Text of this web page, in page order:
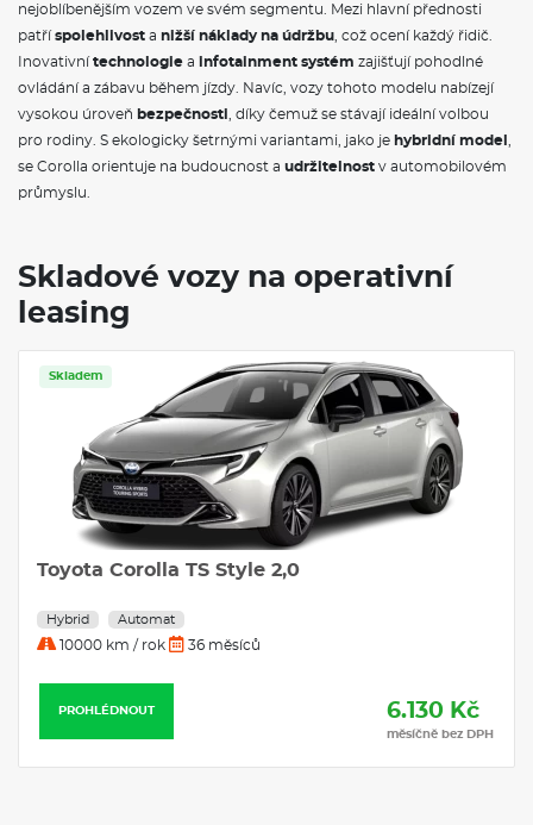
moderní prvky, včetně dotykové obrazovky a kvalitních
materiálů.Corollase nabízí v různých motorizacích, včetně
hybridních variant, které jsou ideálním řešením pro ekologicky
uvědomělé řidiče. S ohledem na nízké náklady na údržbu a
vysokou zůstatkovou hodnotu je tento vůz skvělou volbou pro
nejoblíbenějším vozem ve svém segmentu. Mezi hlavní přednosti
patříspolehlivost a nižší náklady na údržbu , což ocení každý řidič.
Inovativnítechnologie a infotainment systém zajišťují pohodlné
ovládání a zábavu během jízdy. Navíc, vozy tohoto modelu nabízejí
vysokou úroveň bezpečnosti
, díky čemuž se stávají ideální volbou
pro rodiny. S ekologicky šetrnými variantami, jako je hybridní model
se Corolla orientuje na budoucnost a udržitelnost v automobilovém
průmyslu.
Skladové vozy na operativní
leasing
Skladem
Toyota Corolla TS Style 2,0
Hybrid Automat
10000 km / rok 36 měsíců
PROHLÉDNOUT 6.130 Kč
měsíčně bez DPH